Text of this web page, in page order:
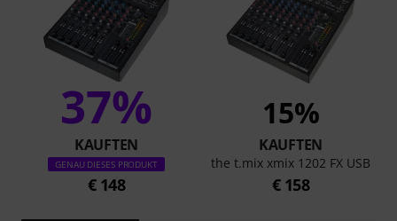
37%
KAUFTEN
GENAU DIESES PRODUKT
€ 148
15%
KAUFTEN
the t.mix xmix 1202 FX USB
€ 158